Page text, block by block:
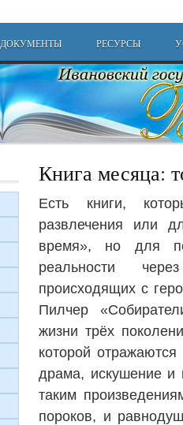
ДОКУМЕНТЫ РЕСУРСЫ
Книга месяца:
Есть книги,
развлечения или
время», но для
реальности
происходящих с
Пилчер
жизни трёх
которой
драма, искушение и
таким
пороков, и